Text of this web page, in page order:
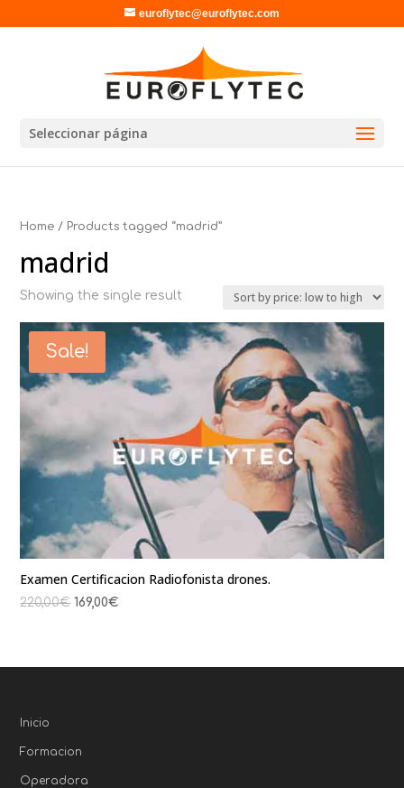
euroflytec@euroflytec.com
Seleccionar página
Home / Products tagged “madrid”
madrid
Showing the single result
Sale!
Examen Certificacion Radiofonista drones.
220,00€ 169,00€
Inicio
Formacion
Operadora